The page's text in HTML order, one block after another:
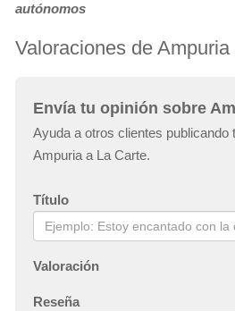
autónomos
Valoraciones de
Envía tu opinión sobre
Ayuda a otros clientes publicando
Ampuria a La Carte.
Título
Valoración
Reseña